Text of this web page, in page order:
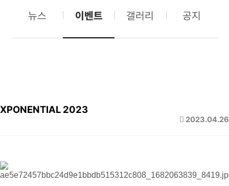
뉴스 이벤트 갤러리 공지
XPONENTIAL 2023
2023.04.26